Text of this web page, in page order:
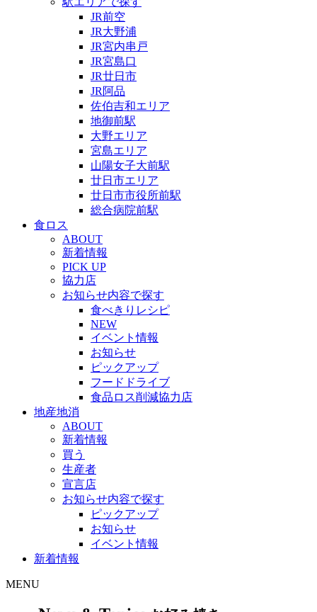
JR前空
JR大野浦
JR宮内串戸
JR宮島口
JR廿日市
JR阿品
佐伯吉和エリア
地御前駅
大野エリア
宮島エリア
山陽女子大前駅
廿日市エリア
廿日市市役所前駅
総合病院前駅
食ロス
ABOUT
新着情報
PICK UP
協力店
お知らせ内容で探す
食べきりレシピ
NEW
イベント情報
お知らせ
ピックアップ
フードドライブ
食品ロス削減協力店
地産地消
ABOUT
新着情報
買う
生産者
宣言店
お知らせ内容で探す
ピックアップ
お知らせ
イベント情報
新着情報
MENU